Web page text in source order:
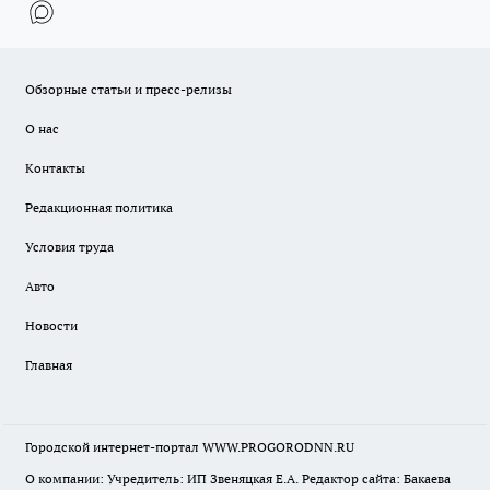
Обзорные статьи и пресс-релизы
О нас
Контакты
Редакционная политика
Условия труда
Авто
Новости
Главная
Городской интернет-портал WWW.PROGORODNN.RU
О компании: Учредитель: ИП Звеняцкая Е.А. Редактор сайта: Бакаева